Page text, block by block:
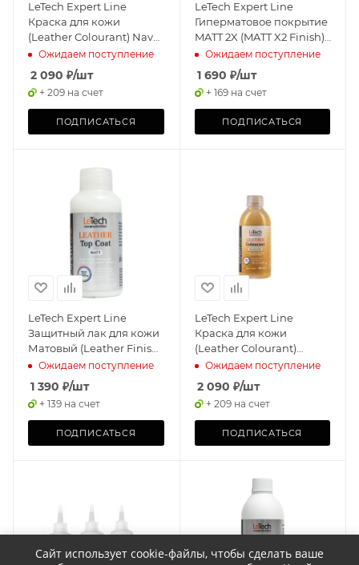
LeTech Expert Line
Краска для кожи
(Leather Colourant) Navy
Blue, 200мл
Ожидаем поступление
2 090 ₽/шт
+ 209 на счет
ПОДПИСАТЬСЯ
LeTech Expert Line
Гиперматовое покрытие
MATT 2X (MATT X2 Finish)
145мл
Ожидаем поступление
1 690 ₽/шт
+ 169 на счет
ПОДПИСАТЬСЯ
LeTech Expert Line
Защитный лак для кожи
Матовый (Leather Finish
Matt) 100мл
Ожидаем поступление
1 390 ₽/шт
+ 139 на счет
ПОДПИСАТЬСЯ
LeTech Expert Line
Краска для кожи
(Leather Colourant)
Yellow Oxide, 200мл
Ожидаем поступление
2 090 ₽/шт
+ 209 на счет
ПОДПИСАТЬСЯ
Сайт использует cookie-файлы, чтобы сделать ваше